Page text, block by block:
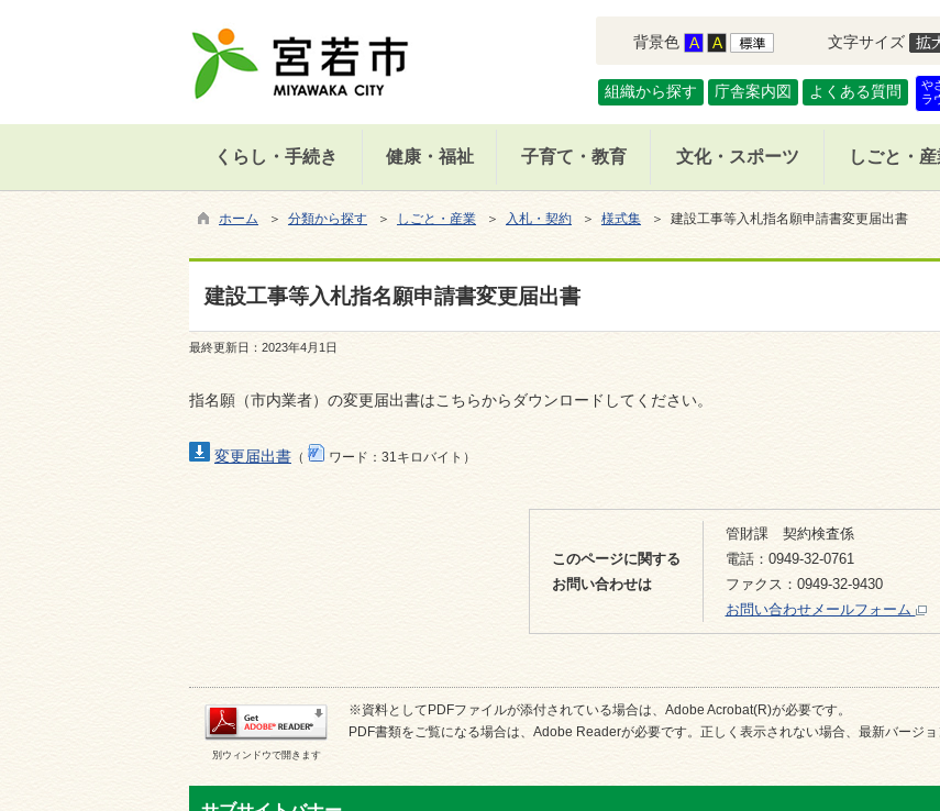
背景色 文字サイズ
組織から探す 庁舎案内図 よくある質問
や
ラ
くらし・手続き 健康・福祉 子育て・教育 文化・スポーツ しごと・
ホーム ＞ 分類から探す ＞ しごと・産業 ＞ 入札・契約 ＞ 様式集 ＞ 建設工事等入札指名願申請書変更届出書
建設工事等入札指名願申請書変更届出書
最終更新日： 2023年4月1日
指名願（市内業者）の変更届出書はこちらからダウンロードしてください。
変更届出書 （ ワード：31キロバイト）
このページに関する
お問い合わせは
管財課 契約検査係
電話：0949-32-0761
ファクス：0949-32-9430
お問い合わせメールフォーム
別ウィンドウで開きます
※資料としてPDFファイルが添付されている場合は、Adobe Acrobat(R)が必要です。
PDF書類をご覧になる場合は、Adobe Readerが必要です。正しく表示されない場合、最新バージョ